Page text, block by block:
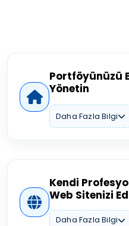
Portföyünüzü
Yönetin
Daha Fazla Bilgi
Kendi
Web Sitenizi
Daha Fazla Bilgi